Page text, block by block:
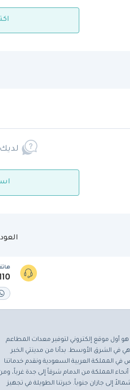
أول موقع إلكتروني لتوفير معدات المطاعم
في الشرق الأوسط. بدأنا من مدينتي الخبر
في المملكة العربية السعودية ونقدم خدماتنا
المملكة من الدمام شرقاً إلى جدة غرباً،
إلى جازان جنوباً. خبرتنا الطويلة في تجهيز